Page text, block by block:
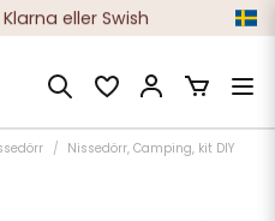
eller Swish
kunder
Nissedörr, Camping, kit DIY